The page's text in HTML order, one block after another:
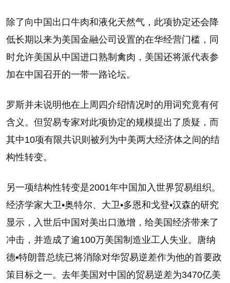
除了向中国出口牛肉和液化天然气，此项协定还会降
低长期以来为美国金融公司设置的在华经营门槛，同
时允许美国从中国进口熟制禽肉，美国还将派代表参
加在中国召开的一带一路论坛。
罗斯并未说明他在上周四介绍情况时的用词究竟有何
含义。但贸易专家对此项协定的规模提出了质疑，而
其中10项有限共识则被列为中美两大经济体之间的结
构性转变。
另一项结构性转变是2001年中国加入世界贸易组织。
经济学家大卫•奥特尔、大卫•多恩和戈登•汉森的研究
显示，入世后中国对美出口激增，给美国经济带来了
冲击，并造成了逾100万美国制造业工人失业。唐纳
德•特朗普总统已将消除对华贸易逆差作为他的首要政
策目标之一。去年美国对中国的贸易逆差为3470亿美